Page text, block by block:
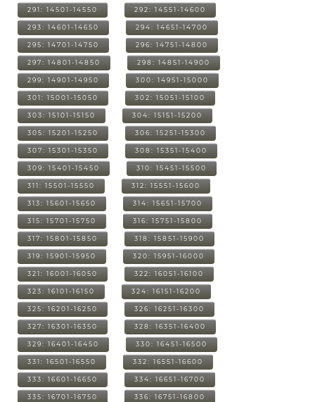
291: 14501-14550 292: 14551-14600
293: 14601-14650 294: 14651-14700
295: 14701-14750 296: 14751-14800
297: 14801-14850 298: 14851-14900
299: 14901-14950 300: 14951-15000
301: 15001-15050 302: 15051-15100
303: 15101-15150 304: 15151-15200
305: 15201-15250 306: 15251-15300
307: 15301-15350 308: 15351-15400
309: 15401-15450 310: 15451-15500
311: 15501-15550 312: 15551-15600
313: 15601-15650 314: 15651-15700
315: 15701-15750 316: 15751-15800
317: 15801-15850 318: 15851-15900
319: 15901-15950 320: 15951-16000
321: 16001-16050 322: 16051-16100
323: 16101-16150 324: 16151-16200
325: 16201-16250 326: 16251-16300
327: 16301-16350 328: 16351-16400
329: 16401-16450 330: 16451-16500
331: 16501-16550 332: 16551-16600
333: 16601-16650 334: 16651-16700
335: 16701-16750 336: 16751-16800